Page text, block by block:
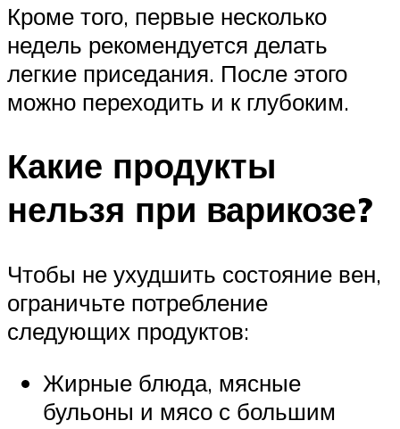
Кроме того, первые несколько
недель рекомендуется делать
легкие приседания. После этого
можно переходить и к глубоким.
Какие продукты
нельзя при варикозе?
Чтобы не ухудшить состояние вен,
ограничьте потребление
следующих продуктов:
Жирные блюда, мясные
бульоны и мясо с большим